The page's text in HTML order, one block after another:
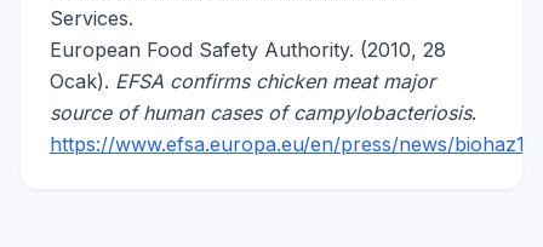
Services.
European Food Safety Authority. (2010, 28
Ocak). EFSA confirms chicken meat major
source of human cases of campylobacteriosis.
https://www.efsa.europa.eu/en/press/news/